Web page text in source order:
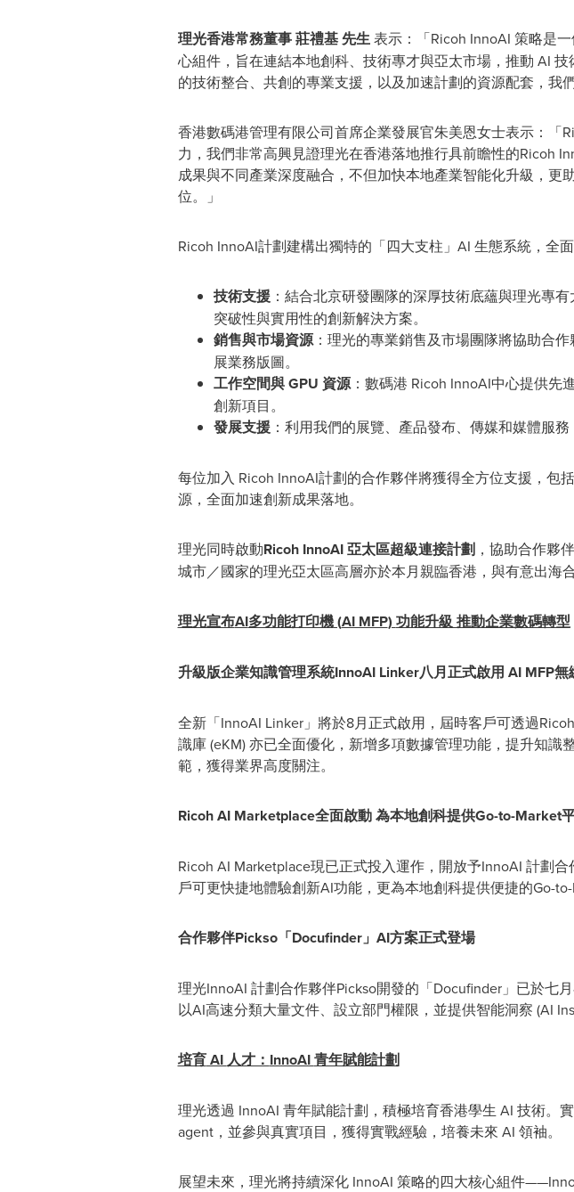
理光香港常務董事 莊禮基先生表示：「Ricoh InnoAI 策略是
心組件，旨在連結本地創科、技術專才與亞太市場，推動 AI
的技術整合、共創的專業支援，以及加速計劃的資源配套，我
香港數碼港管理有限公司首席企業發展官朱美恩女士表示：「
力，我們非常高興見證理光在香港落地推行具前瞻性的Ricoh
成果與不同產業深度融合，不但加快本地產業智能化升級，
位。」
Ricoh InnoAI計劃建構出獨特的「四大支柱」AI 生態系統，全
技術支援：結合北京研發團隊的深厚技術底蘊與理光專有
突破性與實用性的創新解決方案。
銷售與市場資源：理光的專業銷售及市場團隊將協助合
展業務版圖。
工作空間與GPU 資源：數碼港 Ricoh InnoAI中心提供先
創新項目。
發展支援：利用我們的展覽、產品發布、傳媒和媒體服務
每位加入 Ricoh InnoAI計劃的合作夥伴將獲得全方位支援，包
源，全面加速創新成果落地。
理光同時啟動Ricoh InnoAI亞太區超級連接計劃，協助合作夥
城市／國家的理光亞太區高層亦於本月親臨香港，與有意出海
理光宣布AI多功能打印機(AI MFP) 功能升級 推動企業數碼轉型
升級版企業知識管理系統InnoAI Linker八月正式啟用 AI MFP無
全新「InnoAI Linker」將於8月正式啟用，屆時客戶可透過
識庫(eKM)亦已全面優化，新增多項數據管理功能，提升知識
範，獲得業界高度關注。
RicohAI Marketplace全面啟動為本地創科提供Go-to-Market
Ricoh AI Marketplace現已正式投入運作，開放予InnoAI 計劃
戶可更快捷地體驗創新AI功能，更為本地創科提供便捷的Go-
合作夥伴Pickso「Docufinder」 AI方案正式登場
理光InnoAI 計劃合作夥伴Pickso開發的「Docufinder」已於七
以AI高速分類大量文件、設立部門權限，並提供智能洞察 (AI
培育AI人才： InnoAI青年賦能計劃
理光透過 InnoAI 青年賦能計劃，積極培育香港學生 AI 技術。
agent，並參與真實項目，獲得實戰經驗，培養未來 AI 領袖。
展望未來，理光將持續深化 InnoAI 策略的四大核心組件